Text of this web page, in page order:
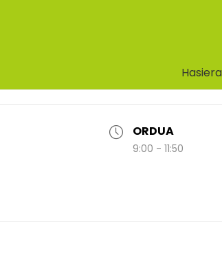
Hasiera
ORDUA
9:00 - 11:50